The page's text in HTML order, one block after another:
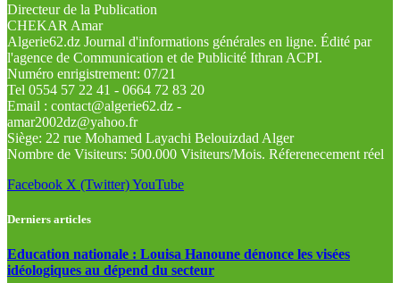
Directeur de la Publication
CHEKAR Amar
Algerie62.dz Journal d'informations générales en ligne. Édité par
l'agence de Communication et de Publicité Ithran ACPI.
Numéro enrigistrement: 07/21
Tel 0554 57 22 41 - 0664 72 83 20
Email : contact@algerie62.dz -
amar2002dz@yahoo.fr
Siège: 22 rue Mohamed Layachi Belouizdad Alger
Nombre de Visiteurs: 500.000 Visiteurs/Mois. Réferenecement réel
Facebook X (Twitter)YouTube
Derniers articles
Education nationale : Louisa Hanoune dénonce les visées
idéologiques au dépend du secteur